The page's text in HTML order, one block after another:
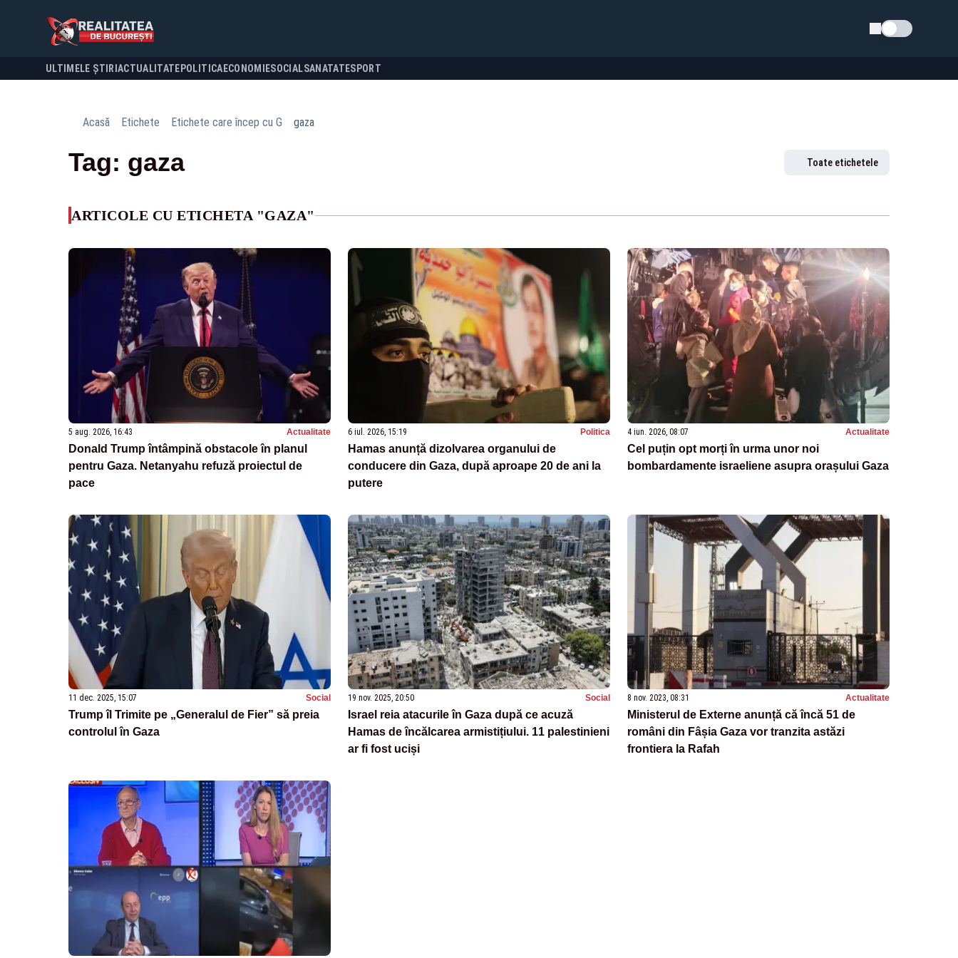
Schimba tema
ULTIMELE ȘTIRI ACTUALITATE POLITICA ECONOMIESOCIALSANATATESPORT
Acasă Etichete Etichete care încep cu G gaza
Tag: gaza Toate etichetele
ARTICOLE CU ETICHETA "GAZA"
5 aug. 2026, 16:43 Actualitate
Donald Trump întâmpină obstacole în planul
pentru Gaza. Netanyahu refuză proiectul de
pace
6 iul. 2026, 15:19 Politica
Hamas anunță dizolvarea organului de
conducere din Gaza, după aproape 20 de ani la
putere
4 iun. 2026, 08:07 Actualitate
Cel puțin opt morți în urma unor noi
bombardamente israeliene asupra orașului Gaza
11 dec. 2025, 15:07 Social
Trump îl Trimite pe „Generalul de Fier” să preia
controlul în Gaza
19 nov. 2025, 20:50 Social
Israel reia atacurile în Gaza după ce acuză
Hamas de încălcarea armistițiului. 11 palestinieni
ar fi fost uciși
8 nov. 2023, 08:31 Actualitate
Ministerul de Externe anunță că încă 51 de
români din Fâșia Gaza vor tranzita astăzi
frontiera la Rafah